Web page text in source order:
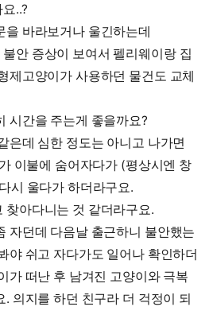
..?
을 바라보거나 울긴하는데
안 증상이 보여서 펠리웨이랑 집
제고양이가 사용하던 물건도 교체
시간을 주는게 좋을까요?
은데 심한 정도는 아니고 나가면
이불에 숨어자다가 (평상시엔 창
시 울다가 하더라구요.
찾아다니는 것 같더라구요.
자던데 다음날 출근하니 불안했는
야 쉬고 자다가도 일어나 확인하더
가 떠난 후 남겨진 고양이와 극복
. 의지를 하던 친구라 더 걱정이 되